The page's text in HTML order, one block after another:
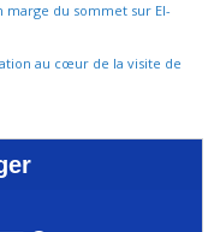
du sommet sur El-
au cœur de la visite de